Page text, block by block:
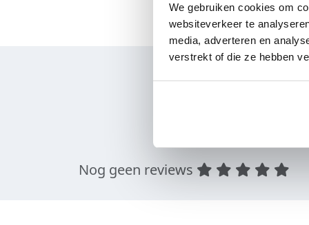
We gebruiken cookies om
websiteverkeer te
media, adverteren en
verstrekt of die ze hebben
Nog geen reviews